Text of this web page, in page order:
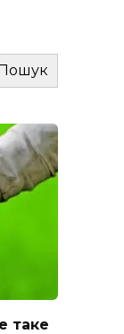
таке